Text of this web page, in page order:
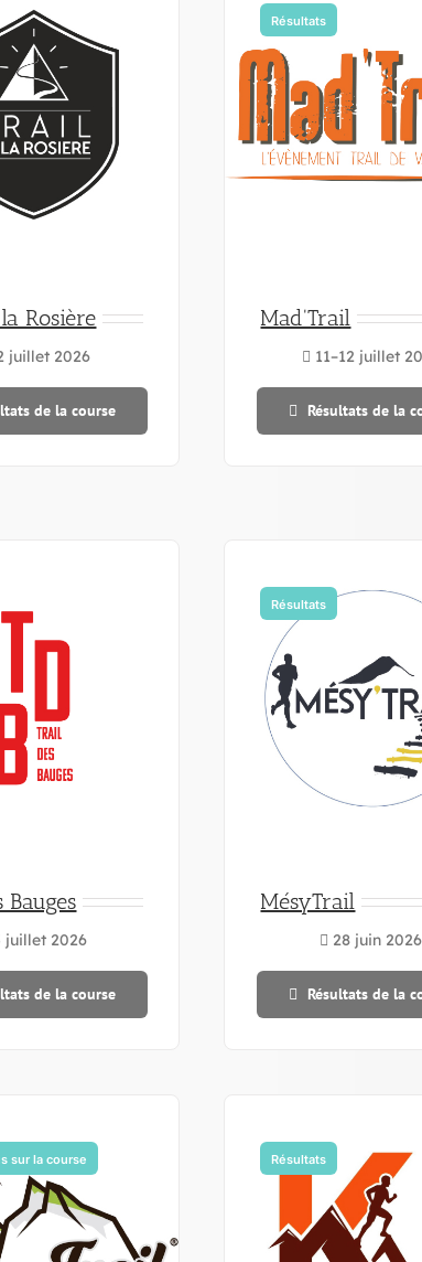
Rosière
juillet 2026
de la course
Résultats
Mad'Trail
11–12 juillet
Résultats de la
Bauges
juillet 2026
de la course
Résultats
MésyTrail
28 juin 2026
Résultats de la
sur la course Résultats